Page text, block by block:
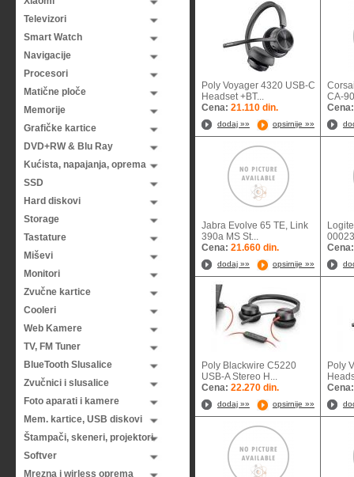
Televizori
Smart Watch
Navigacije
Procesori
Matične ploče
Memorije
Grafičke kartice
DVD+RW & Blu Ray
Kućista, napajanja, oprema
SSD
Hard diskovi
Storage
Tastature
Miševi
Monitori
Zvučne kartice
Cooleri
Web Kamere
TV, FM Tuner
BlueTooth Slusalice
Zvučnici i slusalice
Foto aparati i kamere
Mem. kartice, USB diskovi
Štampači, skeneri, projektori
Softver
Mrezna i wirless oprema
Poly Voyager 4320 USB-C
Headset +BT...
Cena: 21.110 din.
dodaj »» opsirnije »»
CA-
Jabra Evolve 65 TE, Link
390a MS St...
Cena: 21.660 din.
dodaj »» opsirnije »»
Poly Blackwire C5220
USB-A Stereo H...
Cena: 22.270 din.
dodaj »» opsirnije »»
Poly